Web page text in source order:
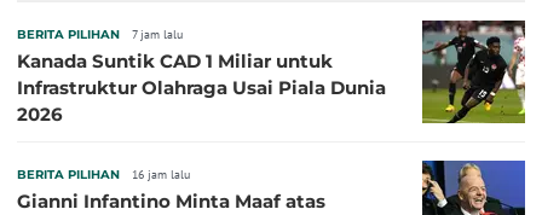
BERITA PILIHAN 7 jam lalu
Kanada Suntik CAD 1 Miliar untuk
Infrastruktur Olahraga Usai Piala Dunia
2026
BERITA PILIHAN 16 jam lalu
Gianni Infantino Minta Maaf atas